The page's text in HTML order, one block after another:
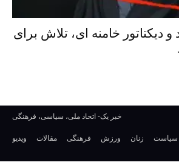
و دیکتاتور خامنه ای، تلاش برای
خبر یک- اتحاد ملی، سیاسی، فرهنگی
سیاست زنان ورزش فرهنگی مقالات
ویدیو